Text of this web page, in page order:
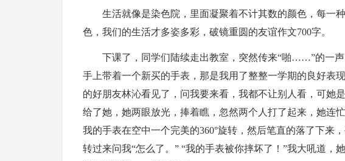
生活就像是染色院，里面凝聚着不计其数的颜色，每一
色，我们的生活才多姿多彩，破镜重圆的友谊作文700字。
下课了，同学们陆续走出教室，突然传来“啪……”的
手上带着一个新买的手表，那是我用了整整一学期的良好表
的好朋友林沁看见了，问我要来看，我都不让别人看，可她
给了她，她两眼放光，捧着瞧，忽然两个人打了起来，她连
我的手表在空中一个完美的360°旋转，然后笔直的落了下来
转过来问我“怎么了。” “我的手表被你摔坏了！”我大吼道，